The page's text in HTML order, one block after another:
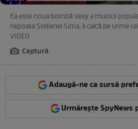
Ea este noua bombă sexy a muzicii
nepoata Stelianei Sima, îi calcă pe urme
VIDEO
Captură
Adaugă-ne ca sursă
Urmărește SpyNews